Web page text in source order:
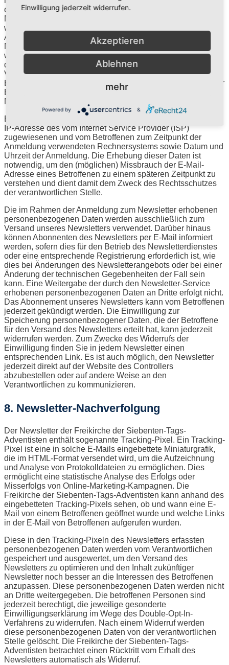
einem Newsletter über Angebote der Freikirche. Der
Newsletter der Kirche darf vom Betroffenen nur empfangen
werden, wenn (1) der Betroffene über eine gültige E-Mail-
Adresse verfügt und (2) der Betroffene sich für den
Newsletter-Versand registriert. Eine Bestätigungs-E-Mail
wird aus rechtlichen Gründen im Double-Opt-In-Verfahren an
die von einem Betroffenen erstmals für den Newsletter-
Versand registrierte E-Mail-Adresse gesendet. Diese
Bestätigungs-E-Mail dient dem Nachweis, ob der Inhaber der
E-Mail-Adresse als Betroffener zum Empfang des
Newsletters berechtigt ist.
Bei der Anmeldung zum Newsletter speichern wir auch die
IP-Adresse des vom Internet Service Provider (ISP)
zugewiesenen und vom Betroffenen zum Zeitpunkt der
Anmeldung verwendeten Rechnersystems sowie Datum und
Uhrzeit der Anmeldung. Die Erhebung dieser Daten ist
notwendig, um den (möglichen) Missbrauch der E-Mail-
Adresse eines Betroffenen zu einem späteren Zeitpunkt zu
verstehen und dient damit dem Zweck des Rechtsschutzes
der verantwortlichen Stelle.
Die im Rahmen der Anmeldung zum Newsletter erhobenen
personenbezogenen Daten werden ausschließlich zum
Versand unseres Newsletters verwendet. Darüber hinaus
können Abonnenten des Newsletters per E-Mail informiert
werden, sofern dies für den Betrieb des Newsletterdienstes
oder eine entsprechende Registrierung erforderlich ist, wie
dies bei Änderungen des Newsletterangebots oder bei einer
Änderung der technischen Gegebenheiten der Fall sein
kann. Eine Weitergabe der durch den Newsletter-Service
erhobenen personenbezogenen Daten an Dritte erfolgt nicht.
Das Abonnement unseres Newsletters kann vom Betroffenen
jederzeit gekündigt werden. Die Einwilligung zur
Speicherung personenbezogener Daten, die der Betroffene
für den Versand des Newsletters erteilt hat, kann jederzeit
widerrufen werden. Zum Zwecke des Widerrufs der
Einwilligung finden Sie in jedem Newsletter einen
entsprechenden Link. Es ist auch möglich, den Newsletter
jederzeit direkt auf der Website des Controllers
abzubestellen oder auf andere Weise an den
Verantwortlichen zu kommunizieren.
8. Newsletter-Nachverfolgung
Der Newsletter der Freikirche der Siebenten-Tags-
Adventisten enthält sogenannte Tracking-Pixel. Ein Tracking-
Pixel ist eine in solche E-Mails eingebettete Miniaturgrafik,
die im HTML-Format versendet wird, um die Aufzeichnung
und Analyse von Protokolldateien zu ermöglichen. Dies
ermöglicht eine statistische Analyse des Erfolgs oder
Misserfolgs von Online-Marketing-Kampagnen. Die
Freikirche der Siebenten-Tags-Adventisten kann anhand des
eingebetteten Tracking-Pixels sehen, ob und wann eine E-
Mail von einem Betroffenen geöffnet wurde und welche Links
in der E-Mail von Betroffenen aufgerufen wurden.
Diese in den Tracking-Pixeln des Newsletters erfassten
personenbezogenen Daten werden vom Verantwortlichen
gespeichert und ausgewertet, um den Versand des
Newsletters zu optimieren und den Inhalt zukünftiger
Newsletter noch besser an die Interessen des Betroffenen
anzupassen. Diese personenbezogenen Daten werden nicht
an Dritte weitergegeben. Die betroffenen Personen sind
jederzeit berechtigt, die jeweilige gesonderte
Einwilligungserklärung im Wege des Double-Opt-In-
Verfahrens zu widerrufen. Nach einem Widerruf werden
diese personenbezogenen Daten von der verantwortlichen
Stelle gelöscht. Die Freikirche der Siebenten-Tags-
Adventisten betrachtet einen Rücktritt vom Erhalt des
Newsletters automatisch als Widerruf.
Einwilligung jederzeit widerrufen.
Akzeptieren
Ablehnen
mehr
Powered by &